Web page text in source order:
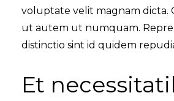
voluptate velit magnam dicta.
ut autem ut numquam.
distinctio sint id quidem
Et